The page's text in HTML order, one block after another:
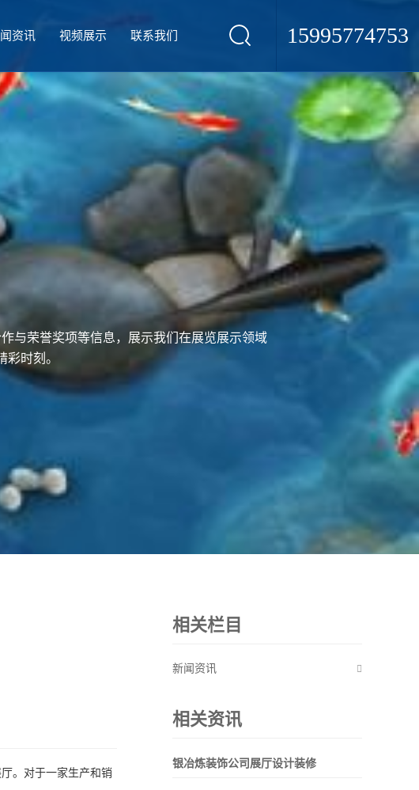
15995774753
资讯 视频展示 联系我们
与荣誉奖项等信息，展示我们在展览展示领域
时刻。
。对于一家生产和销
相关栏目
新闻资讯
相关资讯
银冶炼装饰公司展厅设计装修